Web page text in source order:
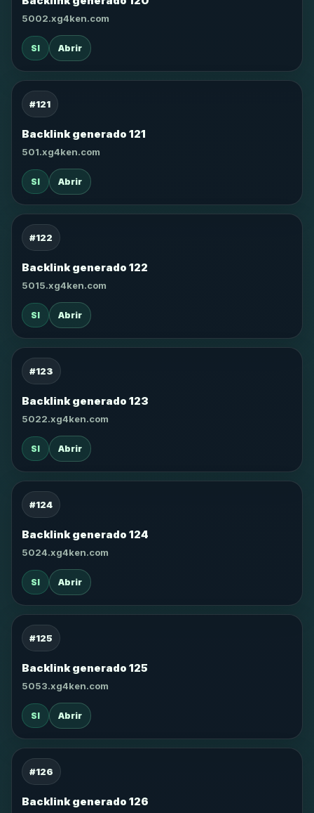
5002.xg4ken.com
SI Abrir
#121
Backlink generado 121
501.xg4ken.com
SI Abrir
#122
Backlink generado 122
5015.xg4ken.com
SI Abrir
#123
Backlink generado 123
5022.xg4ken.com
SI Abrir
#124
Backlink generado 124
5024.xg4ken.com
SI Abrir
#125
Backlink generado 125
5053.xg4ken.com
SI Abrir
#126
Backlink generado 126